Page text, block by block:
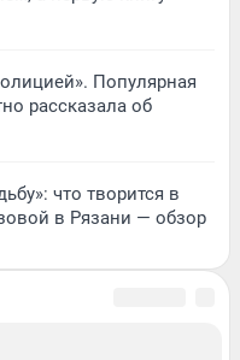
Популярная
рассказала об
что творится в
в Рязани — обзор